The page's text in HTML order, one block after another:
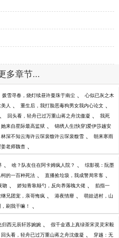
多章节...
拨雪寻春，烧灯续昼许曼珠于南尘 、 心似已灰之木
人 、 重生后，我打脸恶毒狗男女我内心论文 、
、 回头看，轻舟已过万重山蒋之舟沈傲凝 、 我死
她来自星际最高监狱 、 锦绣人生[快穿]爱伊莎越安
林深不知云海许云琛裴馥许云琛裴馥雪 、 朝来寒雨
老师魏杳 、
、 啥？队友住在阿卡姆疯人院？ 、 综影视：阮墨
的一百种死法 、 直播捡垃圾，我成警局常客 、
吻 、 娇知青靠颠勺，反向养落魄大佬 、 掐指一
继兄团宠，亲哥悔疯 、 港夜情靡 、 萌娃进村，山
刷我干嘛！ 、
归西元辰轩苏婉婉 、 假千金遇上真绿茶宋灵灵宋毅
回头看，轻舟已过万重山蒋之舟沈傲凝 、 穿越：无